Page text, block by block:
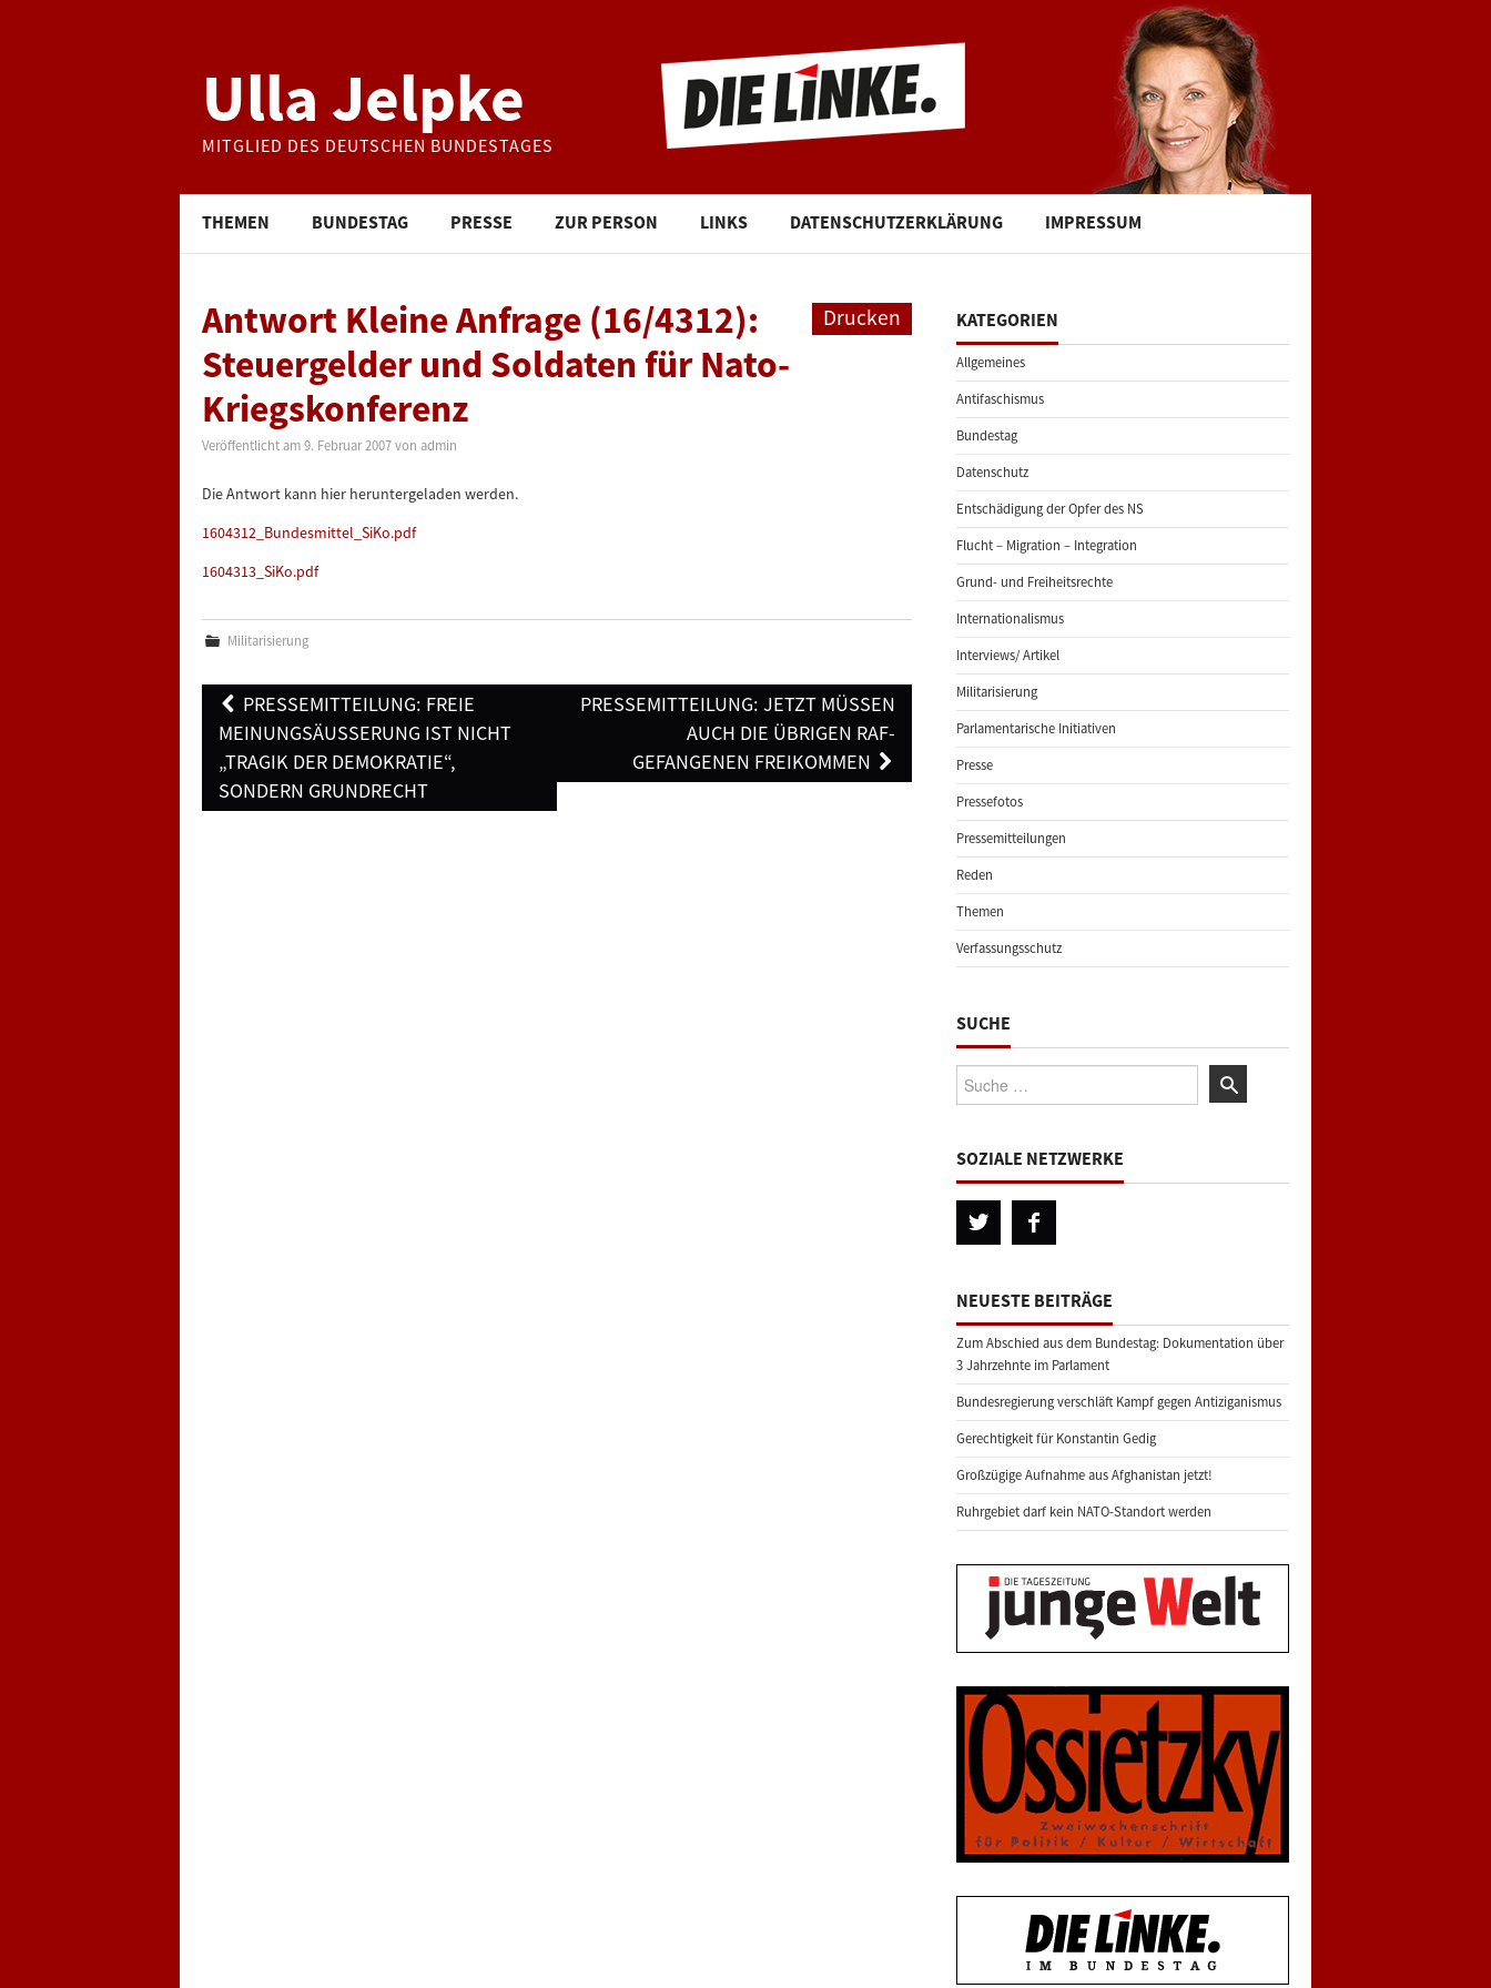
Ulla Jelpke
MITGLIED DES DEUTSCHEN BUNDESTAGES
THEMEN BUNDESTAG PRESSE ZUR PERSON LINKS DATENSCHUTZERKLÄRUNG IMPRESSUM
Drucken
Antwort Kleine Anfrage (16/4312):
Steuergelder und Soldaten für Nato-
Kriegskonferenz
Veröffentlicht am 9. Februar 2007 von admin
Die Antwort kann hier heruntergeladen werden.
1604312_Bundesmittel_SiKo.pdf
1604313_SiKo.pdf
Militarisierung
Post
navigation
PRESSEMITTEILUNG: FREIE
MEINUNGSÄUSSERUNG IST NICHT „
TRAGIK DER DEMOKRATIE“, S
ONDERN GRUNDRECHT
PRESSEMITTEILUNG: JETZT MÜSSEN
AUCH DIE ÜBRIGEN RAF-
GEFANGENEN FREIKOMMEN
KATEGORIEN
Allgemeines
Antifaschismus
Bundestag
Datenschutz
Entschädigung der Opfer des NS
Flucht – Migration – Integration
Grund- und Freiheitsrechte
Internationalismus
Interviews/ Artikel
Militarisierung
Parlamentarische Initiativen
Presse
Pressefotos
Pressemitteilungen
Reden
Themen
Verfassungsschutz
SUCHE
Suche:
SOZIALE NETZWERKE
NEUESTE BEITRÄGE
Zum Abschied aus dem Bundestag: Dokumentation über
3 Jahrzehnte im Parlament
Bundesregierung verschläft Kampf gegen Antiziganismus
Gerechtigkeit für Konstantin Gedig
Großzügige Aufnahme aus Afghanistan jetzt!
Ruhrgebiet darf kein NATO-Standort werden